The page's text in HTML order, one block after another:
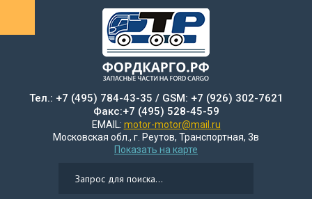
Тел.: +7 (495) 784-43-35 / GSM: +7 (926) 302-7621
Факс:+7 (495) 528-45-59
EMAIL: motor-motor@mail.ru
Московская обл., г. Реутов, Транспортная, 3в
Показать на карте